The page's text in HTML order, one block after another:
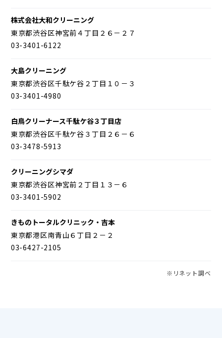
株式会社大和クリーニング
東京都渋谷区神宮前４丁目２６－２７
03-3401-6122
大島クリーニング
東京都渋谷区千駄ケ谷２丁目１０－３
03-3401-4980
白鳥クリーナース千駄ケ谷３丁目店
東京都渋谷区千駄ケ谷３丁目２６－６
03-3478-5913
クリーニングシマダ
東京都渋谷区神宮前２丁目１３－６
03-3401-5902
きものトータルクリニック・吉本
東京都港区南青山６丁目２－２
03-6427-2105
※リネット調べ